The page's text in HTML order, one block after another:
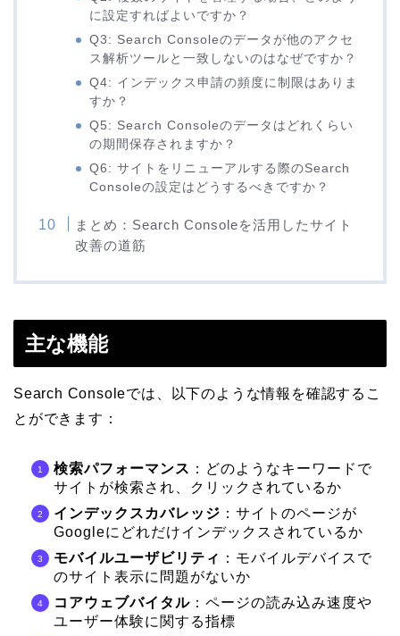
に設定すればよいですか？
Q3: Search Consoleのデータが他のアクセ
ス解析ツールと一致しないのはなぜですか？
Q4: インデックス申請の頻度に制限はありま
すか？
Q5: Search Consoleのデータはどれくらい
の期間保存されますか？
Q6: サイトをリニューアルする際のSearch
Consoleの設定はどうするべきですか？
まとめ：Search Consoleを活用したサイト
改善の道筋
主な機能
Search Consoleでは、以下のような情報を確認するこ
とができます：
検索パフォーマンス ：どのようなキーワードで
サイトが検索され、クリックされているか
インデックスカバレッジ ：サイトのページが
Googleにどれだけインデックスされているか
モバイルユーザビリティ ：モバイルデバイスで
のサイト表示に問題がないか
コアウェブバイタル ：ページの読み込み速度や
ユーザー体験に関する指標